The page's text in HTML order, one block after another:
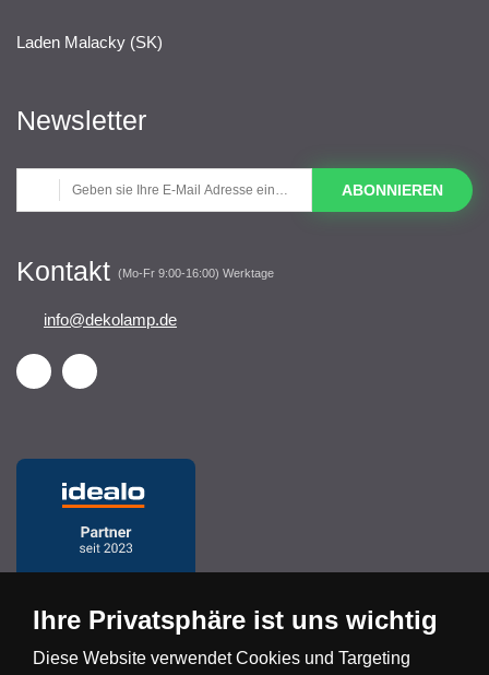
Laden Malacky (SK)
Newsletter
ABONNIEREN
Kontakt (Mo-Fr 9:00-16:00) Werktage
info@dekolamp.de
Ihre Privatsphäre ist uns wichtig
Diese Website verwendet Cookies und Targeting